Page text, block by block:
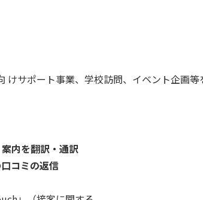
けサポート事業、学校訪問、イベント企画等
内を翻訳・通訳
コミの返信